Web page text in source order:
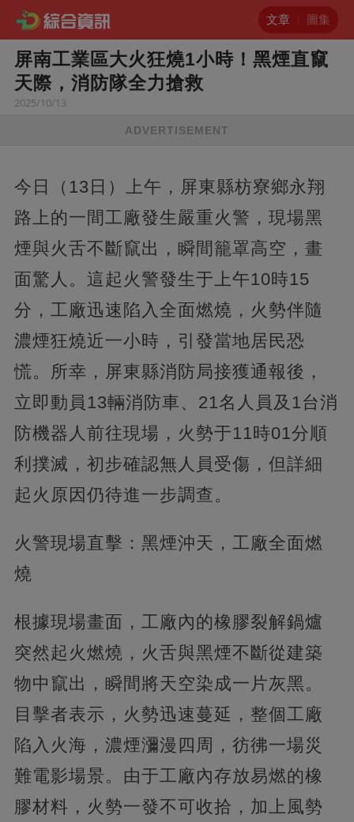
文章 圖集
屏南工業區大火狂燒1小時！黑煙直竄
天際，消防隊全力搶救
2025/10/13
ADVERTISEMENT
今日（13日）上午，屏東縣枋寮鄉永翔
路上的一間工廠發生嚴重火警，現場黑
煙與火舌不斷竄出，瞬間籠罩高空，畫
面驚人。這起火警發生于上午10時15
分，工廠迅速陷入全面燃燒，火勢伴隨
濃煙狂燒近一小時，引發當地居民恐
慌。所幸，屏東縣消防局接獲通報後，
立即動員13輛消防車、21名人員及1台消
防機器人前往現場，火勢于11時01分順
利撲滅，初步確認無人員受傷，但詳細
起火原因仍待進一步調查。
火警現場直擊：黑煙沖天，工廠全面燃
燒
根據現場畫面，工廠內的橡膠裂解鍋爐
突然起火燃燒，火舌與黑煙不斷從建築
物中竄出，瞬間將天空染成一片灰黑。
目擊者表示，火勢迅速蔓延，整個工廠
陷入火海，濃煙瀰漫四周，彷彿一場災
難電影場景。由于工廠內存放易燃的橡
膠材料，火勢一發不可收拾，加上風勢